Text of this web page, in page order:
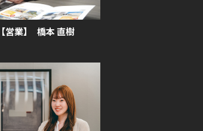
【営業】 橋本 直樹